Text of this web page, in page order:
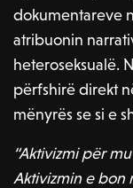
dokumentareve
atribuonin
heteroseksualë.
përfshirë direkt
mënyrës se si e
“Aktivizmi për
Aktivizmin e bon